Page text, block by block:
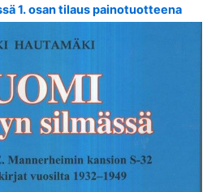
1. osan tilaus painotuotteena